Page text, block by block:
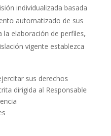
individualizada basada
automatizado de sus
la elaboración de perfiles,
vigente establezca
sus derechos
dirigida al Responsable